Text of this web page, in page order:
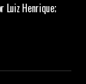
Luiz Henrique;